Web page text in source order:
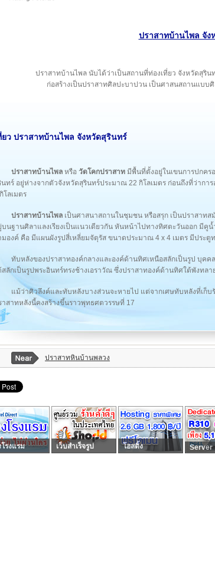
ปราสาทบ้านไพล จัง
ปราสาทบ้านไพล นับได้ว่าเป็นสถานที่ท่องเที่ยว จังหวัดสุริ
ก่อสร้างเป็นปราสาทศิลปะบาปวน เป็นศาสนสถานแบบ
ยว ปราสาทบ้านไพล จังหวัดสุรินทร์
ปราสาทบ้านไพล หรือ วัดโคกปราสาท มีพื้นที่ตั้งอยู่ในเขนการปกคร
นทร์ อยู่ห่างจากตัวจังหวัดสุรินทร์ประมาณ 22 กิโลเมตร ก่อนถึงที่ว่ากา
โลเมตร
ปราสาทบ้านไพล เป็นศาสนาสถานในชุมชน หรือสรุก เป็นปราสาท
บนฐานศิลาแลงเรียงเป็นแนวเดียวกัน หันหน้าไปทางทิศตะวันออก มีคู
มองค์ คือ มีแผนผังรูปสี่เหลี่ยมจัตุรัส ขนาดประมาณ 4 x 4 เมตร มีประตู
ทับหลังของปราสาทองค์กลางและองค์ด้านทิศเหนือสลักเป็นรูป บุค
สลักเป็นรูปพระอินทร์ทรงช้างเอราวัณ ซึ่งปราสาทองค์ด้านทิศใต้พังทล
แม้ว่าศิวลึงค์และทับหลังบางส่วนจะหายไป แต่จากเศษทับหลังที่เ
าสาทหลังนี้คงสร้างขึ้นราวพุทธศตวรรษที่ 17
ปราสาทหินบ้านพลวง
รงแรม เว็บสำเร็จรูป โฮสติ้ง Server